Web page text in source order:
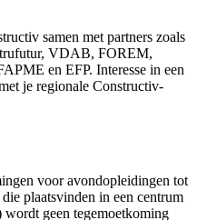
samen met partners zoals
VDAB, FOREM,
en EFP. Interesse in een
je regionale Constructiv-
voor avondopleidingen tot
plaatsvinden in een centrum
geen tegemoetkoming